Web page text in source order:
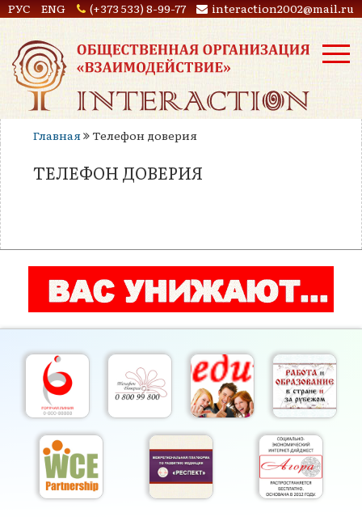
РУС ENG (+373 533) 8-99-77 interaction2002@mail.ru
Главная Телефон доверия
ТЕЛЕФОН ДОВЕРИЯ